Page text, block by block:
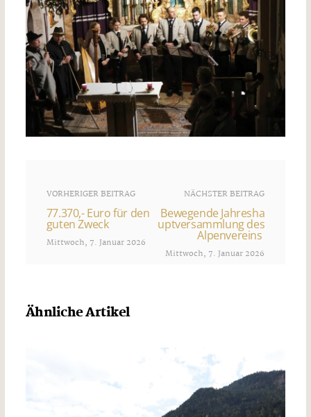
VORHERIGER BEITRAG
77.370,- Euro für den
guten Zweck
Mittwoch, 7. Januar 2026
NÄCHSTER BEITRAG
Bewegende Jahresha
uptversammlung des
Alpenvereins
Mittwoch, 7. Januar 2026
Ähnliche Artikel